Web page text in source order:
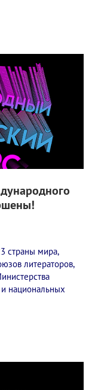
страны мира,
литераторов,
и национальных